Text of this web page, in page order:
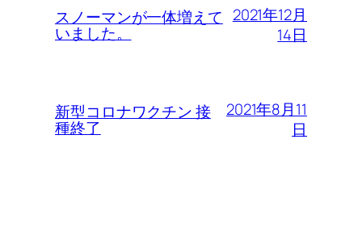
スノーマンが一体増えて
いました。
2021年12月
14日
新型コロナワクチン 接
種終了
2021年8月11
日